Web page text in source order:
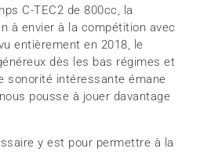
C-TEC2 de 800cc, la
à envier à la compétition avec
entièrement en 2018, le
dès les bas régimes et
sonorité intéressante émane
pousse à jouer davantage
y est pour permettre à la